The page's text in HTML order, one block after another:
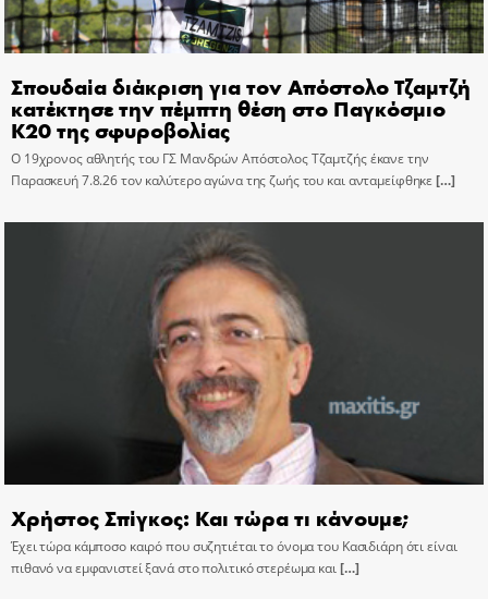
Σπουδαία διάκριση για τον Απόστολο Τζαμτζή
κατέκτησε την πέμπτη θέση στο Παγκόσμιο
Κ20 της σφυροβολίας
Ο 19χρονος αθλητής του ΓΣ Μανδρών Απόστολος Τζαμτζής έκανε την
Παρασκευή 7.8.26 τον καλύτερο αγώνα της ζωής του και ανταμείφθηκε[…]
Χρήστος Σπίγκος: Και τώρα τι κάνουμε;
Έχει τώρα κάμποσο καιρό που συζητιέται το όνομα του Κασιδιάρη ότι είναι
πιθανό να εμφανιστεί ξανά στο πολιτικό στερέωμα και[…]